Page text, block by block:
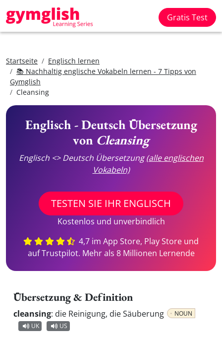
Gratis Test
Startseite
Englisch lernen
📚 Nachhaltig englische Vokabeln lernen - 7 Tipps von
Gymglish
Cleansing
Englisch - Deutsch Übersetzung
von Cleansing
Englisch <> Deutsch Übersetzung(alle englischen
Vokabeln)
TESTEN SIE IHR ENGLISCH
Kostenlos und unverbindlich
4,7 im App Store, Play Store und
auf Trustpilot. Mehr als 8 Millionen Lernende
Übersetzung & Definition
cleansing: die Reinigung, die Säuberung
NOUN
UK
US